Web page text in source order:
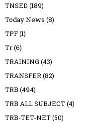
TNSED (189)
Today News (8)
TPF(1)
Tr(6)
TRAINING (43)
TRANSFER(82)
TRB (494)
TRB ALL SUBJECT(4)
TRB-TET-NET(50)